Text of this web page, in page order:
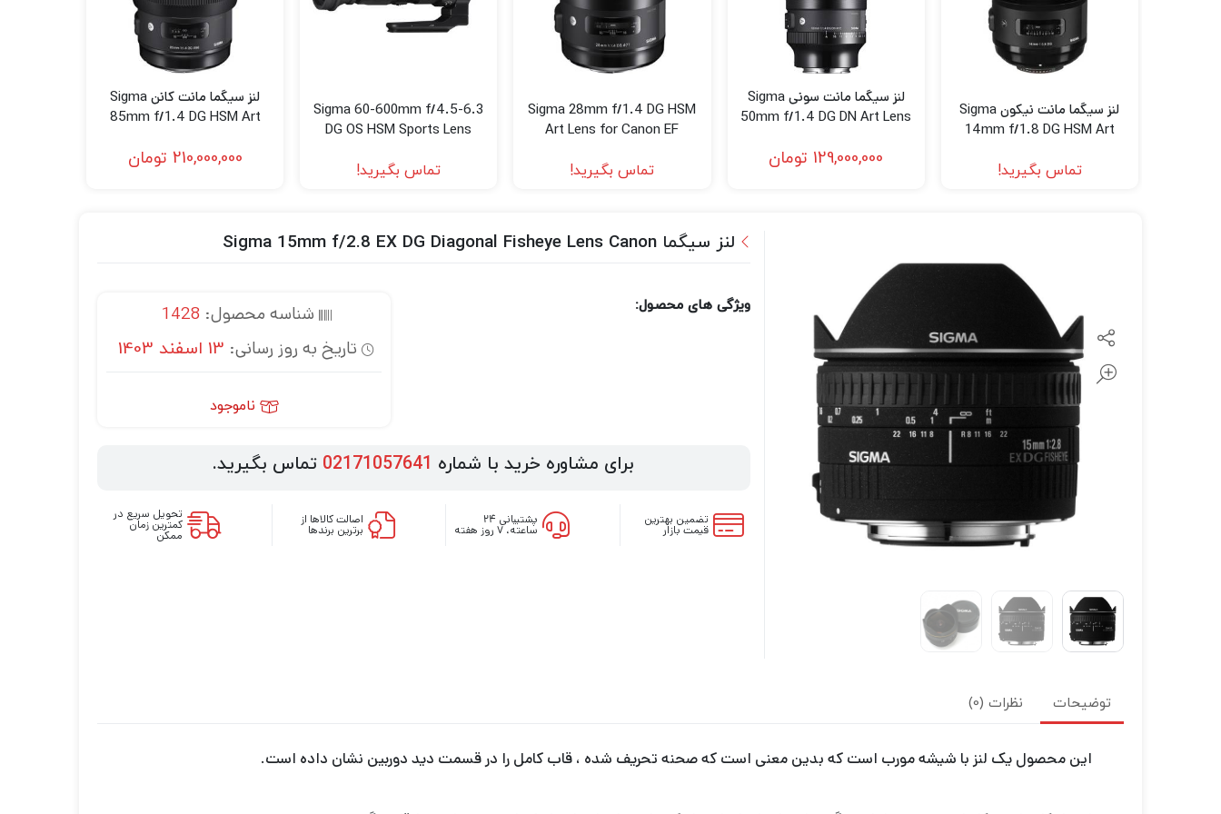
لنز سامیانگ-Samyang
لنز فوجی فیلم – FujiFilm
لنز موبایل
لنز سیگما مانت نیکون Sigma
14mm f/1.8 DG HSM Art
تماس بگیرید!
لنز سیگما مانت سونی Sigma
50mm f/1.4 DG DN Art Lens
129,000,000 تومان
Sigma 28mm f/1.4 DG HSM
Art Lens for Canon EF
تماس بگیرید!
Sigma 60-600mm f/4.5-6.3
DG OS HSM Sports Lens
تماس بگیرید!
لنز سیگما مانت کانن Sigma
85mm f/1.4 DG HSM Art
210,000,000 تومان
لنز سیگما Sigma 15mm f/2.8 EX DG Diagonal Fisheye Lens Canon
ویژگی های محصول: شناسه محصول: 1428
تاریخ به روز رسانی: 13 اسفند 1403
ناموجود
برای مشاوره خرید با شماره 02171057641 تماس بگیرید.
تضمین بهترین
قیمت بازار
پشتیبانی ۲۴
ساعته، ۷ روز هفته
اصالت کالاها از
برترین برندها
تحویل سریع در
کمترین زمان
ممکن
توضیحات نظرات (0)
این محصول یک لنز با شیشه مورب است که بدین معنی است که صحنه تحریف شده ، قاب کامل را در قسمت دید دوربین نشان داده است.